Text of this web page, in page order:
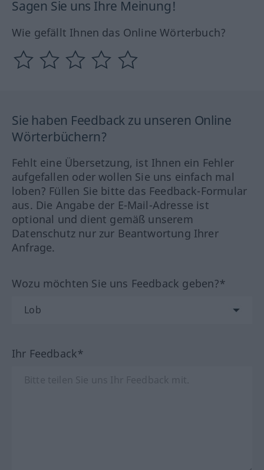
Sagen Sie uns Ihre Meinung!
Wie gefällt Ihnen das Online Wörterbuch?
Sie haben Feedback zu unseren Online
Wörterbüchern?
Fehlt eine Übersetzung, ist Ihnen ein Fehler
aufgefallen oder wollen Sie uns einfach mal
loben? Füllen Sie bitte das Feedback-Formular
aus. Die Angabe der E-Mail-Adresse ist
optional und dient gemäß unserem
Datenschutz nur zur Beantwortung Ihrer
Anfrage.
Wozu möchten Sie uns Feedback geben?*
Ihr Feedback*